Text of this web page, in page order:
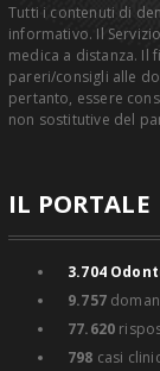
Tutti i contenuti di
informativo. Il
medica a distanza. Il
pareri/consigli alle
pertanto, essere
non sostitutive del
IL PORTALE
3.704
9.757
77.620
798 casi